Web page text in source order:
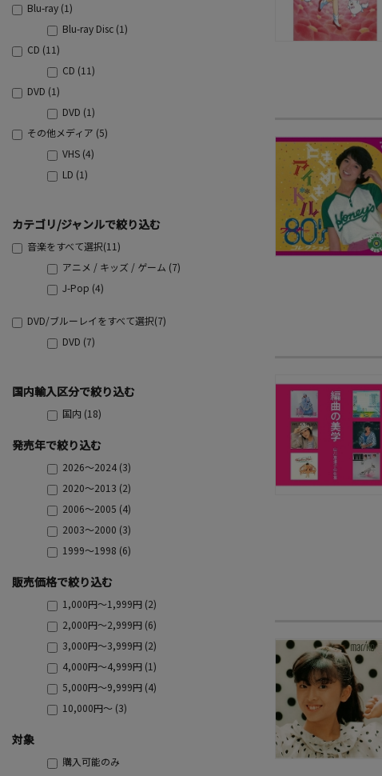
Blu-ray (1)
Blu-ray Disc (1)
CD (11)
CD (11)
DVD (1)
DVD (1)
その他メディア (5)
VHS (4)
LD (1)
カテゴリ/ジャンルで絞り込む
音楽をすべて選択(11)
アニメ / キッズ / ゲーム (7)
J-Pop (4)
DVD/ブルーレイをすべて選択(7)
DVD (7)
国内輸入区分で絞り込む
国内 (18)
発売年で絞り込む
2026～2024 (3)
2020～2013 (2)
2006～2005 (4)
2003～2000 (3)
1999～1998 (6)
販売価格で絞り込む
1,000円～1,999円 (2)
2,000円～2,999円 (6)
3,000円～3,999円 (2)
4,000円～4,999円 (1)
5,000円～9,999円 (4)
10,000円～ (3)
対象
購入可能のみ